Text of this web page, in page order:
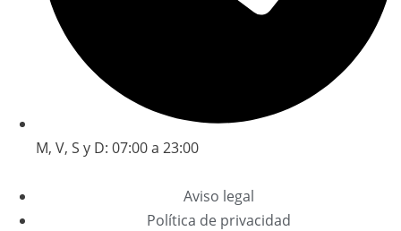
M, V, S y D: 07:00 a 23:00
Aviso legal
Política de privacidad